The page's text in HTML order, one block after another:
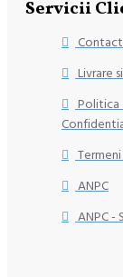
Servicii
Contact
Livrare
Politica
ANPC
ANPC -